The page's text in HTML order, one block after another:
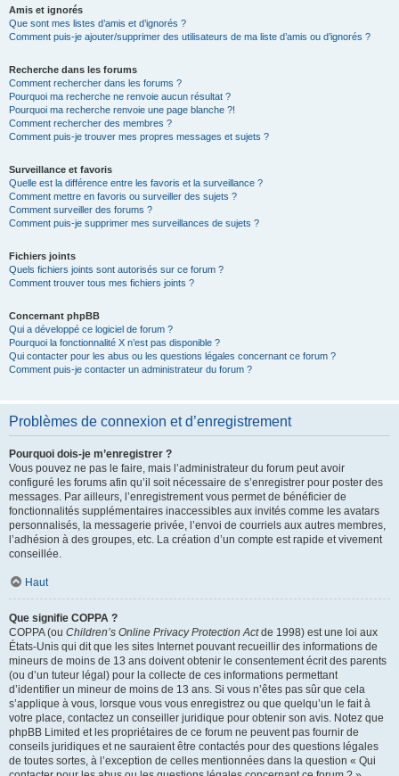
Amis et ignorés
Que sont mes listes d’amis et d’ignorés ?
Comment puis-je ajouter/supprimer des utilisateurs de ma liste d’amis ou d’ignorés ?
Recherche dans les forums
Comment rechercher dans les forums ?
Pourquoi ma recherche ne renvoie aucun résultat ?
Pourquoi ma recherche renvoie une page blanche ?!
Comment rechercher des membres ?
Comment puis-je trouver mes propres messages et sujets ?
Surveillance et favoris
Quelle est la différence entre les favoris et la surveillance ?
Comment mettre en favoris ou surveiller des sujets ?
Comment surveiller des forums ?
Comment puis-je supprimer mes surveillances de sujets ?
Fichiers joints
Quels fichiers joints sont autorisés sur ce forum ?
Comment trouver tous mes fichiers joints ?
Concernant phpBB
Qui a développé ce logiciel de forum ?
Pourquoi la fonctionnalité X n’est pas disponible ?
Qui contacter pour les abus ou les questions légales concernant ce forum ?
Comment puis-je contacter un administrateur du forum ?
Problèmes de connexion et d’enregistrement
Pourquoi dois-je m’enregistrer ?
Vous pouvez ne pas le faire, mais l’administrateur du forum peut avoir
configuré les forums afin qu’il soit nécessaire de s’enregistrer pour poster des
messages. Par ailleurs, l’enregistrement vous permet de bénéficier de
fonctionnalités supplémentaires inaccessibles aux invités comme les avatars
personnalisés, la messagerie privée, l’envoi de courriels aux autres membres,
l’adhésion à des groupes, etc. La création d’un compte est rapide et vivement
conseillée.
Haut
Que signifie COPPA ?
COPPA (ou Children’s Online Privacy Protection Actde 1998) est une loi aux
États-Unis qui dit que les sites Internet pouvant recueillir des informations de
mineurs de moins de 13 ans doivent obtenir le consentement écrit des parents
(ou d’un tuteur légal) pour la collecte de ces informations permettant
d’identifier un mineur de moins de 13 ans. Si vous n’êtes pas sûr que cela
s’applique à vous, lorsque vous vous enregistrez ou que quelqu’un le fait à
votre place, contactez un conseiller juridique pour obtenir son avis. Notez que
phpBB Limited et les propriétaires de ce forum ne peuvent pas fournir de
conseils juridiques et ne sauraient être contactés pour des questions légales
de toutes sortes, à l’exception de celles mentionnées dans la question « Qui